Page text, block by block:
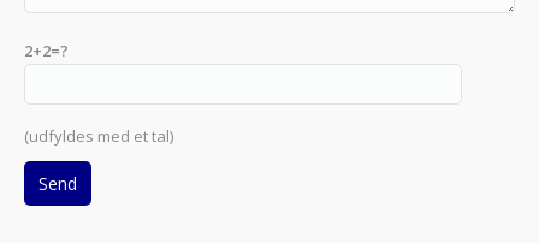
2+2=?
(udfyldes med et tal)